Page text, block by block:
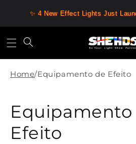
✨ 4 New Effect Lights Just
para o
conteúdo
Home/Equipamento de Efeito
C
o
Equipamento
Efeito